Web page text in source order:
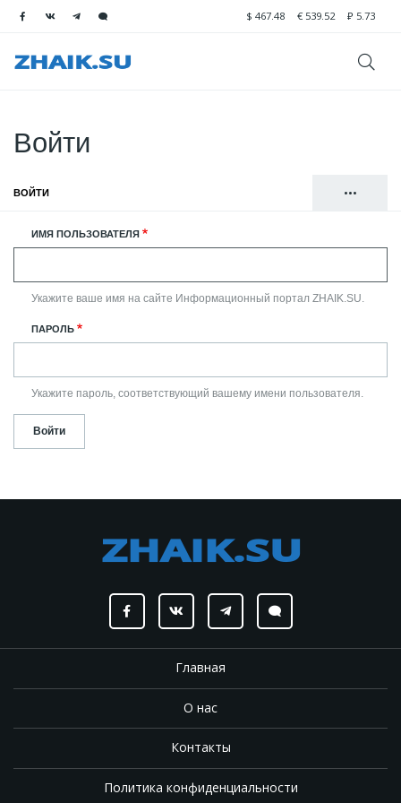
$ 467.48 € 539.52 ₽ 5.73
Войти
•••
вкладки
ВОЙТИ
РЕГИСТРАЦИЯ
ИМЯ ПОЛЬЗОВАТЕЛЯ
Укажите ваше имя на сайте Информационный портал ZHAIK.SU.
ПАРОЛЬ
Укажите пароль, соответствующий вашему имени пользователя.
Главная
О нас
Контакты
Политика конфиденциальности